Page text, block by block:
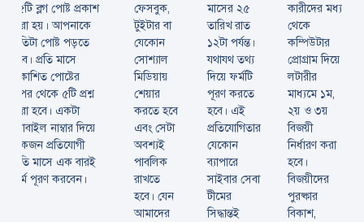
১৫টি ব্লগ পোষ্ট প্রকাশ
করা হয়। আপনাকে
প্রতিটা পোষ্ট পড়তে
হবে। প্রতি মাসে
প্রকাশিত পোষ্টের
উপর থেকে ৫টি প্রশ্ন
করা হবে। একটা
মোবাইল নাম্বার দিয়ে
একজন প্রতিযোগী
প্রতি মাসে এক বারই
ফর্ম পূরণ করবেন।
ফেসবুক,
টুইটার বা
যেকোন
সোশ্যাল
মিডিয়ায়
শেয়ার
করতে হবে
এবং সেটা
অবশ্যই
পাবলিক
রাখতে
হবে। যেন
আমাদের
মাসের ২৫
তারিখ রাত
১২টা পর্যন্ত।
যথাযথ তথ্য
দিয়ে ফর্মটি
পূরণ করতে
হবে। এই
প্রতিযোগিতার
যেকোন
ব্যাপারে
সাইবার সেবা
টীমের
সিদ্ধান্তই
কারীদের মধ্য
থেকে
কম্পিউটার
প্রোগ্রাম দিয়ে
লটারীর
মাধ্যমে ১ম,
২য় ও ৩য়
বিজয়ী
নির্ধারণ করা
হবে।
বিজয়ীদের
পুরষ্কার
বিকাশ,